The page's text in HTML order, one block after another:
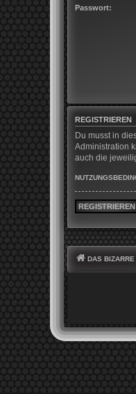
Passwort:
REGISTRIEREN
Du musst in
Administration
auch die
REGISTRIEREN
DAS BIZARRE